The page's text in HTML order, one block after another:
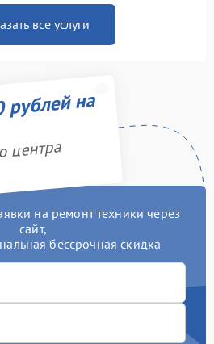
все услуги
на
центра
на ремонт техники через
сайт,
бессрочная скидка